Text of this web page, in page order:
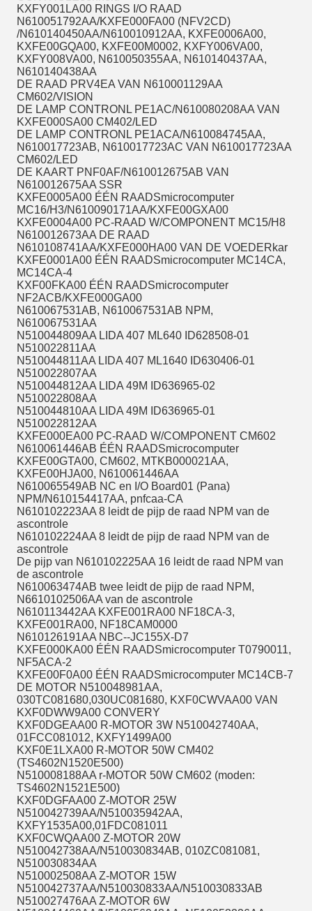
KXFY001LA00 RINGS I/O RAAD
N610051792AA/KXFE000FA00 (NFV2CD)
/N610140450AA/N610010912AA, KXFE0006A00,
KXFE00GQA00, KXFE00M0002, KXFY006VA00,
KXFY008VA00, N610050355AA, N610140437AA,
N610140438AA
DE RAAD PRV4EA VAN N610001129AA
CM602/VISION
DE LAMP CONTRONL PE1AC/N610080208AA VAN
KXFE000SA00 CM402/LED
DE LAMP CONTRONL PE1ACA/N610084745AA,
N610017723AB, N610017723AC VAN N610017723AA
CM602/LED
DE KAART PNF0AF/N610012675AB VAN
N610012675AA SSR
KXFE0005A00 ÉÉN RAADSmicrocomputer
MC16/H3/N610090171AA/KXFE00GXA00
KXFE0004A00 PC-RAAD W/COMPONENT MC15/H8
N610012673AA DE RAAD
N610108741AA/KXFE000HA00 VAN DE VOEDERkar
KXFE0001A00 ÉÉN RAADSmicrocomputer MC14CA,
MC14CA-4
KXF00FKA00 ÉÉN RAADSmicrocomputer
NF2ACB/KXFE000GA00
N610067531AB, N610067531AB NPM,
N610067531AA
N510044809AA LIDA 407 ML640 ID628508-01
N510022811AA
N510044811AA LIDA 407 ML1640 ID630406-01
N510022807AA
N510044812AA LIDA 49M ID636965-02
N510022808AA
N510044810AA LIDA 49M ID636965-01
N510022812AA
KXFE000EA00 PC-RAAD W/COMPONENT CM602
N610061446AB ÉÉN RAADSmicrocomputer
KXFE00GTA00, CM602, MTKB000021AA,
KXFE00HJA00, N610061446AA
N610065549AB NC en I/O Board01 (Pana)
NPM/N610154417AA, pnfcaa-CA
N610102223AA 8 leidt de pijp de raad NPM van de
ascontrole
N610102224AA 8 leidt de pijp de raad NPM van de
ascontrole
De pijp van N610102225AA 16 leidt de raad NPM van
de ascontrole
N610063474AB twee leidt de pijp de raad NPM,
N6610102506AA van de ascontrole
N610113442AA KXFE001RA00 NF18CA-3,
KXFE001RA00, NF18CAM0000
N610126191AA NBC--JC155X-D7
KXFE000KA00 ÉÉN RAADSmicrocomputer T0790011,
NF5ACA-2
KXFE00F0A00 ÉÉN RAADSmicrocomputer MC14CB-7
DE MOTOR N510048981AA,
030TC081680,030UC081680, KXF0CWVAA00 VAN
KXF0DWW9A00 CONVERY
KXF0DGEAA00 R-MOTOR 3W N510042740AA,
01FCC081012, KXFY1499A00
KXF0E1LXA00 R-MOTOR 50W CM402
(TS4602N1520E500)
N510008188AA r-MOTOR 50W CM602 (moden:
TS4602N1521E500)
KXF0DGFAA00 Z-MOTOR 25W
N510042739AA/N510035942AA,
KXFY1535A00,01FDC081011
KXF0CWQAA00 Z-MOTOR 20W
N510042738AA/N510030834AB, 010ZC081081,
N510030834AA
N510002508AA Z-MOTOR 15W
N510042737AA/N510030833AA/N510030833AB
N510027476AA Z-MOTOR 6W